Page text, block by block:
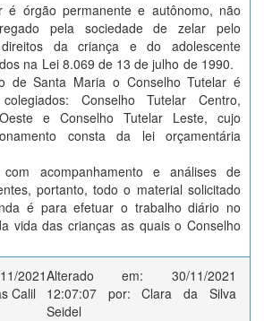
é órgão permanente e autônomo, não
pela sociedade de zelar pelo
da criança e do adolescente
na Lei 8.069 de 13 de julho de 1990.
Santa Maria o Conselho Tutelar é
Conselho Tutelar Centro,
e Conselho Tutelar Leste, cujo
consta da lei orçamentária
acompanhamento e análises de
portanto, todo o material solicitado
é para efetuar o trabalho diário no
vida das crianças as quais o Conselho
2021
Calil
Alterado em: 30/11/2021
12:07:07 por: Clara da Silva
Seidel